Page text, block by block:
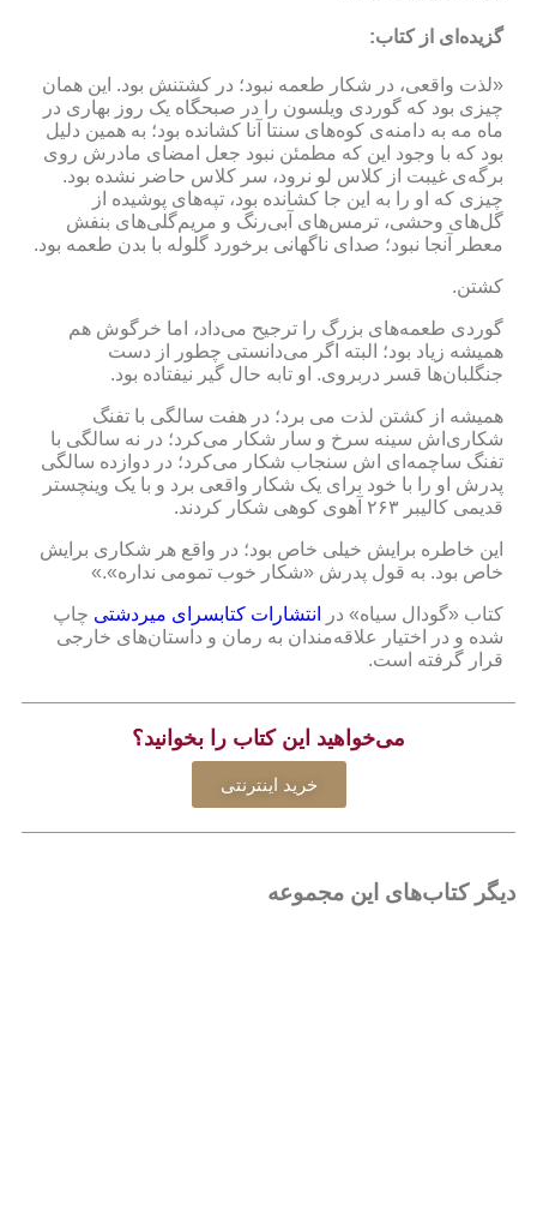
گزیده‌ای از کتاب:
«لذت واقعی، در شکار طعمه نبود؛ در کشتنش بود. این همان
چیزی بود که گوردی ویلسون را در صبحگاه یک روز بهاری در
ماه مه به دامنه‌ی کوه‌های سنتا آنا کشانده بود؛ به همین دلیل
بود که با وجود این که مطمئن نبود جعل امضای مادرش روی
برگه‌ی غیبت از کلاس لو نرود، سر کلاس حاضر نشده بود.
چیزی که او را به این جا کشانده بود، تپه‌های پوشیده از
گل‌های وحشی، ترمس‌های آبی‌رنگ و مریم‌گلی‌های بنفش
معطر آنجا نبود؛ صدای ناگهانی برخورد گلوله با بدن طعمه بود.
کشتن.
گوردی طعمه‌های بزرگ را ترجیح می‌داد، اما خرگوش هم
همیشه زیاد بود؛ البته اگر می‌دانستی چطور از دست
جنگلبان‌ها قسر دربروی. او تابه حال گیر نیفتاده بود.
همیشه از کشتن لذت می برد؛ در هفت سالگی با تفنگ
شکاری‌اش سینه سرخ و سار شکار می‌کرد؛ در نه سالگی با
تفنگ ساچمه‌ای اش سنجاب شکار می‌کرد؛ در دوازده سالگی
پدرش او را با خود برای یک شکار واقعی برد و با یک وینچستر
قدیمی کالیبر ۲۶۳ آهوی کوهی شکار کردند.
این خاطره برایش خیلی خاص بود؛ در واقع هر شکاری برایش
خاص بود. به قول پدرش «شکار خوب تمومی نداره».»
کتاب «گودال سیاه» در انتشارات کتابسرای میردشتی چاپ
شده و در اختیار علاقه‌مندان به رمان و داستان‌های خارجی
قرار گرفته است.
می‌خواهید این کتاب را بخوانید؟
خرید اینترنتی
دیگر کتاب‌های این مجموعه